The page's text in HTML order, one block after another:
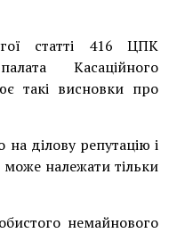
статті 416 ЦПК
Касаційного
такі висновки про
ділову репутацію і
може належати тільки
немайнового